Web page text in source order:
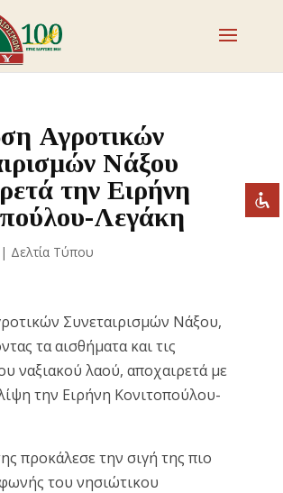
γραμματοσειράς
γραμματοσειράς
αντίθεση
συνδέσμους
συνδέσμων
all
options
Αγροτικών
Νάξου
την Ειρήνη
Λεγάκη
Δελτία Τύπου
Συνεταιρισμών Νάξου,
τα αισθήματα και τις
ναξιακού λαού, αποχαιρετά με
την Ειρήνη Κονιτοπούλου-
προκάλεσε την σιγή της πιο
του νησιώτικου